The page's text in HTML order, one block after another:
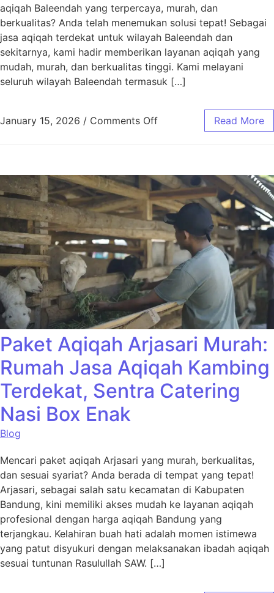
aqiqah Baleendah yang terpercaya, murah, dan
berkualitas? Anda telah menemukan solusi tepat! Sebagai
jasa aqiqah terdekat untuk wilayah Baleendah dan
sekitarnya, kami hadir memberikan layanan aqiqah yang
mudah, murah, dan berkualitas tinggi. Kami melayani
seluruh wilayah Baleendah termasuk […]
January 15, 2026 / Comments Off Read More
Paket Aqiqah Arjasari Murah:
Rumah Jasa Aqiqah Kambing
Terdekat, Sentra Catering
Nasi Box Enak
Blog
Mencari paket aqiqah Arjasari yang murah, berkualitas,
dan sesuai syariat? Anda berada di tempat yang tepat!
Arjasari, sebagai salah satu kecamatan di Kabupaten
Bandung, kini memiliki akses mudah ke layanan aqiqah
profesional dengan harga aqiqah Bandung yang
terjangkau. Kelahiran buah hati adalah momen istimewa
yang patut disyukuri dengan melaksanakan ibadah aqiqah
sesuai tuntunan Rasulullah SAW. […]